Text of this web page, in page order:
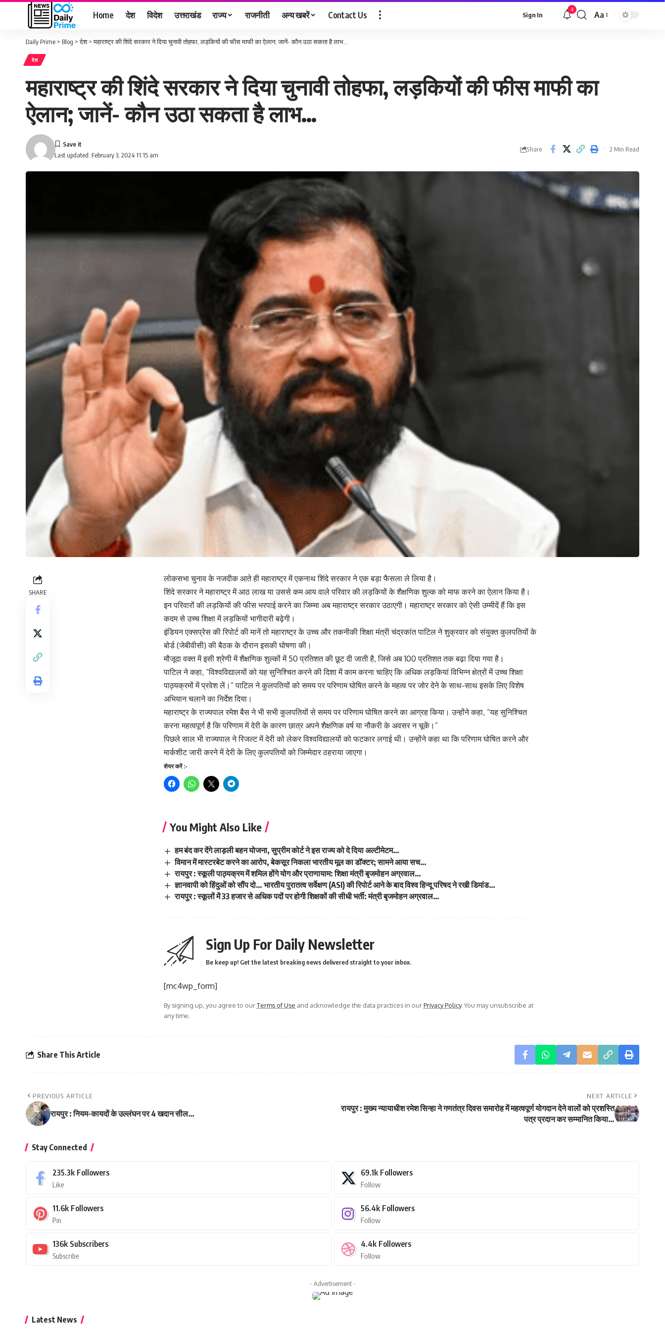
Home देश विदेश उत्तराखंड राज्य राजनीती अन्य खबरें Contact Us Sign In
4
Font
Aa
Daily Prime > Blog >देश>महाराष्ट्र की शिंदे सरकार ने दिया चुनावी तोहफा, लड़कियों की फीस माफी का ऐलान; जानें- कौन उठा सकता है लाभ…
देश
महाराष्ट्र की शिंदे सरकार ने दिया चुनावी तोहफा, लड़कियों की फीस माफी का
ऐलान; जानें- कौन उठा सकता है लाभ…
Last updated: February 3, 2024 11:15 am
Share 2 Min Read
SHARE
लोकसभा चुनाव के नजदीक आते ही महाराष्ट्र में एकनाथ शिंदे सरकार ने एक बड़ा फैसला ले लिया है।
शिंदे सरकार ने महाराष्ट्र में आठ लाख या उससे कम आय वाले परिवार की लड़कियों के शैक्षणिक शुल्क को माफ करने का ऐलान किया है।
इन परिवारों की लड़कियों की फीस भरपाई करने का जिम्मा अब महाराष्ट्र सरकार उठाएगी। महाराष्ट्र सरकार को ऐसी उम्मीदें हैं कि इस
कदम से उच्च शिक्षा में लड़कियों भागीदारी बढ़ेगी।
इंडियन एक्सप्रेस की रिपोर्ट की मानें तो महाराष्ट्र के उच्च और तकनीकी शिक्षा मंत्री चंद्रकांत पाटिल ने शुक्रवार को संयुक्त कुलपतियों के
बोर्ड (जेबीवीसी) की बैठक के दौरान इसकी घोषणा की।
मौजूदा वक्त में इसी श्रेणी में शैक्षणिक शुल्कों में 50 प्रतिशत की छूट दी जाती है, जिसे अब 100 प्रतिशत तक बढ़ा दिया गया है।
पाटिल ने कहा, “विश्वविद्यालयों को यह सुनिश्चित करने की दिशा में काम करना चाहिए कि अधिक लड़कियां विभिन्न क्षेत्रों में उच्च शिक्षा
पाठ्यक्रमों में प्रवेश लें।” पाटिल ने कुलपतियों को समय पर परिणाम घोषित करने के महत्व पर जोर देने के साथ-साथ इसके लिए विशेष
अभियान चलाने का निर्देश दिया।
महाराष्ट्र के राज्यपाल रमेश बैस ने भी सभी कुलपतियों से समय पर परिणाम घोषित करने का आग्रह किया। उन्होंने कहा, “यह सुनिश्चित
करना महत्वपूर्ण है कि परिणाम में देरी के कारण छात्र अपने शैक्षणिक वर्ष या नौकरी के अवसर न चूकें।”
पिछले साल भी राज्यपाल ने रिजल्ट में देरी को लेकर विश्वविद्यालयों को फटकार लगाई थी। उन्होंने कहा था कि परिणाम घोषित करने और
मार्कशीट जारी करने में देरी के लिए कुलपतियों को जिम्मेदार ठहराया जाएगा।
शेयर करें :-
You Might Also Like
हम बंद कर देंगे लाड़ली बहन योजना, सुप्रीम कोर्ट ने इस राज्य को दे दिया अल्टीमेटम…
विमान में मास्टरबेट करने का आरोप, बेकसूर निकला भारतीय मूल का डॉक्टर; सामने आया सच…
रायपुर : स्कूली पाठ्यक्रम में शमिल होंगे योग और प्राणायाम: शिक्षा मंत्री बृजमोहन अग्रवाल…
ज्ञानवापी को हिंदुओं को सौंप दो… भारतीय पुरातत्व सर्वेक्षण (ASI) की रिपोर्ट आने के बाद विश्व हिन्दू परिषद ने रखी डिमांड…
रायपुर : स्कूलों में 33 हजार से अधिक पदों पर होगी शिक्षकों की सीधी भर्ती: मंत्री बृजमोहन अग्रवाल…
Sign Up For Daily Newsletter
Be keep up! Get the latest breaking news delivered straight to your inbox.
[mc4wp_form]
By signing up, you agree to ourTerms of Use and acknowledge the data practices in ourPrivacy Policy. You may unsubscribe at
any time.
Share This Article
PREVIOUS ARTICLE
रायपुर : नियम-कायदों के उल्लंघन पर 4 खदान सील…
NEXT ARTICLE
रायपुर : मुख्य न्यायाधीश रमेश सिन्हा ने गणतंत्र दिवस समारोह में महत्वपूर्ण योगदान देने वालों को प्रशस्ति
पत्र प्रदान कर सम्मानित किया…
Stay Connected
235.3k Followers
Like
69.1k Followers
Follow
11.6k Followers
Pin
56.4k Followers
Follow
136k Subscribers
Subscribe
4.4k Followers
Follow
- Advertisement -
Latest News